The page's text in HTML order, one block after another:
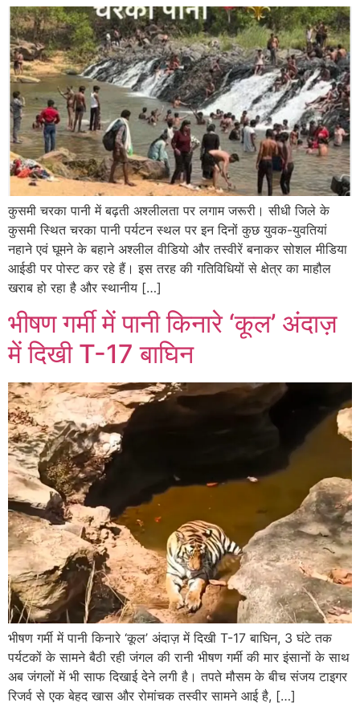
कुसमी चरका पानी में बढ़ती अश्लीलता पर लगाम जरूरी। सीधी जिले के
कुसमी स्थित चरका पानी पर्यटन स्थल पर इन दिनों कुछ युवक-युवतियां
नहाने एवं घूमने के बहाने अश्लील वीडियो और तस्वीरें बनाकर सोशल मीडिया
आईडी पर पोस्ट कर रहे हैं। इस तरह की गतिविधियों से क्षेत्र का माहौल
खराब हो रहा है और स्थानीय […]
भीषण गर्मी में पानी किनारे ‘कूल’ अंदाज़
में दिखी T-17 बाघिन
भीषण गर्मी में पानी किनारे ‘कूल’ अंदाज़ में दिखी T-17 बाघिन, 3 घंटे तक
पर्यटकों के सामने बैठी रही जंगल की रानी भीषण गर्मी की मार इंसानों के साथ
अब जंगलों में भी साफ दिखाई देने लगी है। तपते मौसम के बीच संजय टाइगर
रिजर्व से एक बेहद खास और रोमांचक तस्वीर सामने आई है, […]